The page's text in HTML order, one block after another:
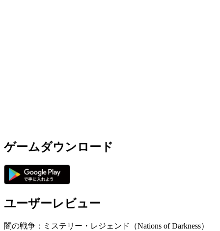
ゲームダウンロード
ユーザーレビュー
闇の戦争：ミステリー・レジェンド（Nations of Darkness）